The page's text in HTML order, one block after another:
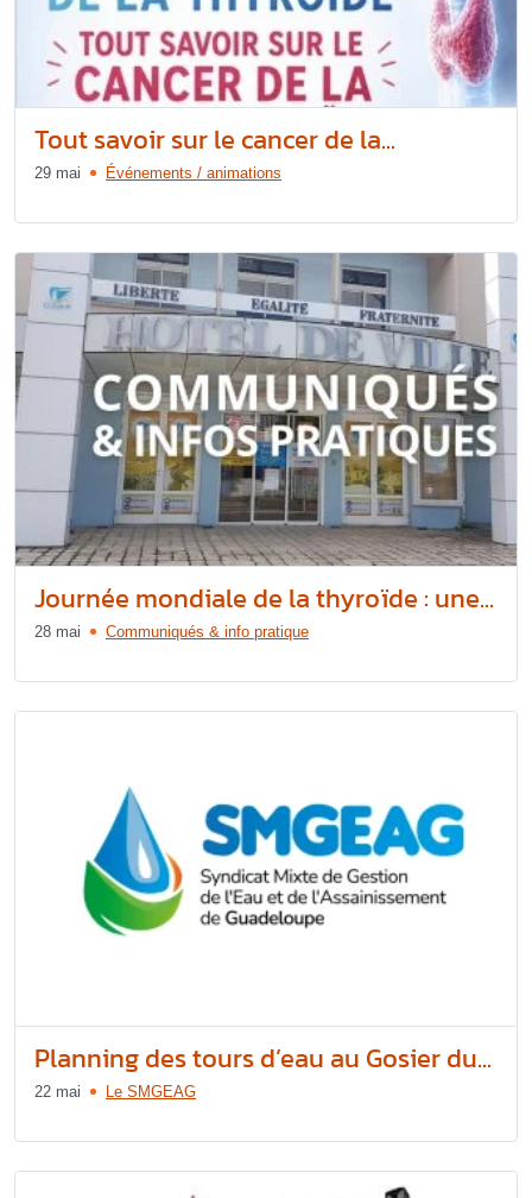
Tout savoir sur le cancer de la...
29 mai Événements / animations
Journée mondiale de la thyroïde : une...
28 mai Communiqués & info pratique
Planning des tours d’eau au Gosier du...
22 mai Le SMGEAG